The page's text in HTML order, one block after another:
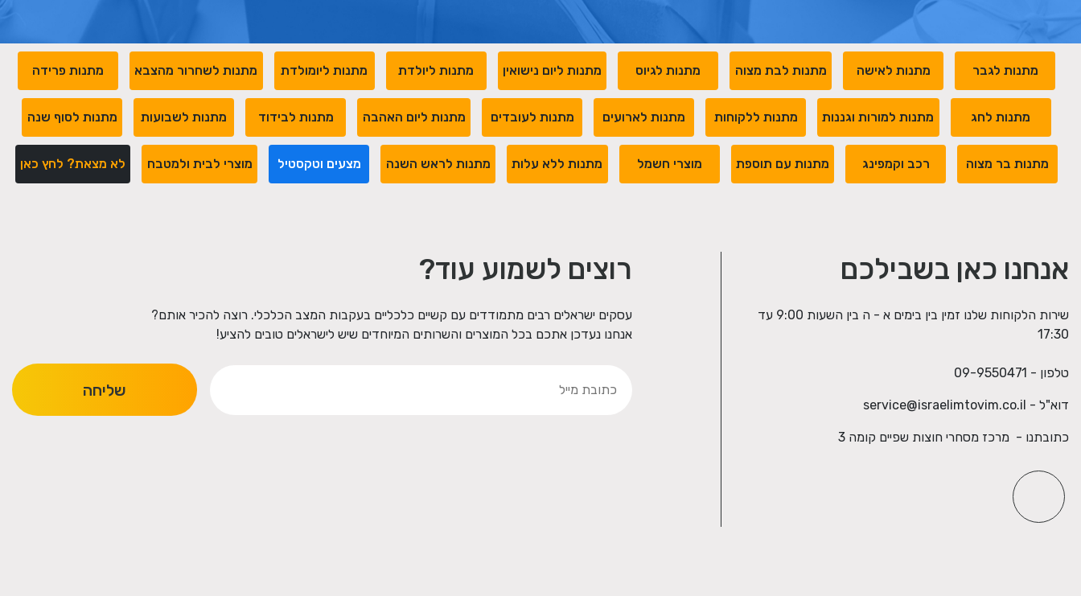
מתנות לגבר מתנות לאישה מתנות לבת מצוה מתנות לגיוס מתנות ליום נישואין מתנות ליולדת מתנות ליומולדת מתנות לשחרור מהצבא מתנות פרידה
מתנות לחג מתנות למורות וגננות מתנות ללקוחות מתנות לארועים מתנות לעובדים מתנות ליום האהבה מתנות לבידוד מתנות לשבועות מתנות לסוף שנה
מתנות בר מצוה רכב וקמפינג מתנות עם תוספת מוצרי חשמל מתנות ללא עלות מתנות לראש השנה מצעים וטקסטיל מוצרי לבית ולמטבח לא מצאת? לחץ כאן
אנחנו כאן בשבילכם
שירות הלקוחות שלנו זמין בין בימים א - ה בין השעות 9:00 עד
17:30
טלפון - 09-9550471
דוא"ל - service@israelimtovim.co.il
כתובתנו - מרכז מסחרי חוצות שפיים קומה 3
רוצים לשמוע עוד?
עסקים ישראלים רבים מתמודדים עם קשיים כלכליים בעקבות המצב הכלכלי. רוצה להכיר אותם?
אנחנו נעדכן אתכם בכל המוצרים והשרותים המיוחדים שיש לישראלים טובים להציע!
שליחה